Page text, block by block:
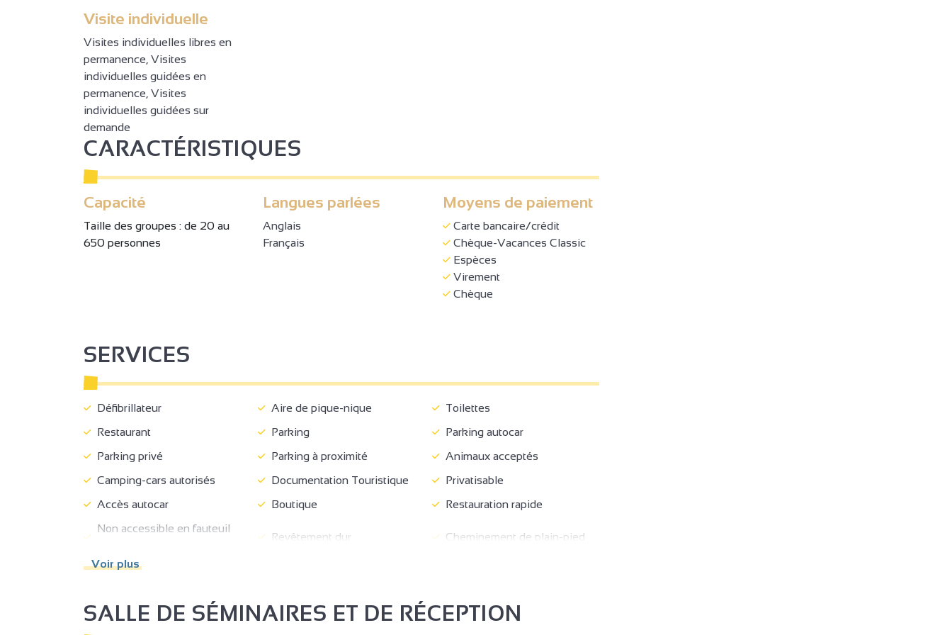
Visite individuelle
Visites individuelles libres en
permanence, Visites
individuelles guidées en
permanence, Visites
individuelles guidées sur
demande
CARACTÉRISTIQUES
Capacité
Taille des groupes : de 20 au
650 personnes
Langues parlées
Anglais
Français
Moyens de paiement
Carte bancaire/crédit
Chèque-Vacances Classic
Espèces
Virement
Chèque
SERVICES
Défibrillateur Aire de pique-nique
Toilettes
Restaurant
Parking
Parking autocar
Parking privé
Parking à proximité
Animaux acceptés
Camping-cars autorisés
Documentation Touristique
Privatisable
Accès autocar
Boutique
Restauration rapide
Non accessible en fauteuil
Revêtement dur Cheminement de plain-pied
fauteuil roulant
Voir plus
SALLE DE SÉMINAIRES ET DE RÉCEPTION
2
2
2
3